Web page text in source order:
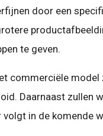
door een
te geven.
commerciële
Daarnaast zullen
in de komende